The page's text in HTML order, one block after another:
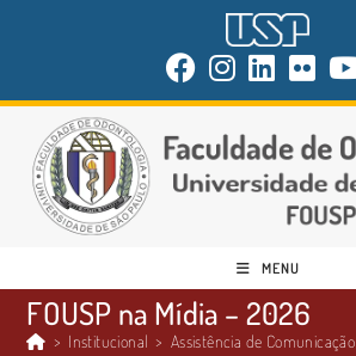
MENU
FOUSP na Mídia – 2026
> Institucional > Assistência de Comunicação